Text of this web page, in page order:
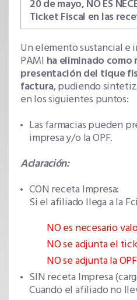
20 de mayo, NO ES
Ticket Fiscal en las
Un elemento sustancial e
PAMI ha eliminado
presentación del tique
factura, pudiendo
en los siguientes puntos:
Las farmacias pueden
impresa y/o la OPF.
Aclaración:
CON receta Impresa:
Si el afiliado llega a la
NO es necesario
NO se adjunta el
NO se adjunta la OPF
SIN receta Impresa
Cuando el afiliado no